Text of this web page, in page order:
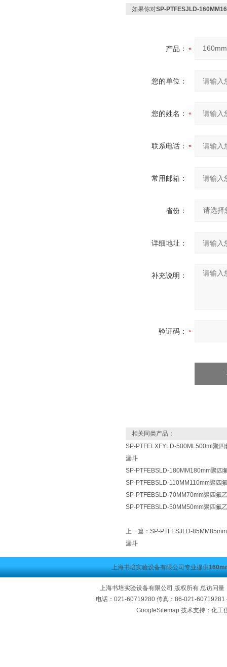
如果你对SP-PTFESJLD-
产品：
您的单位：
您的姓名：
联系电话：
常用邮箱：
省份：
详细地址：
补充说明：
验证码：
相关同类产品：
SP-PTFELXFYLD-500ML500ml聚
漏斗
SP-PTFEBSLD-180MM180mm聚四
SP-PTFEBSLD-110MM110mm聚四
SP-PTFEBSLD-70MM70mm聚四氟
SP-PTFEBSLD-50MM50mm聚四氟
上一篇： SP-PTFESJLD-
漏斗
上海书培实验设备有限公司专业提供
上海书培实验设备有限公司 版权所有 总访问量
电话：021-60719280 传真：86-021-
GoogleSitemap技术支持：化工